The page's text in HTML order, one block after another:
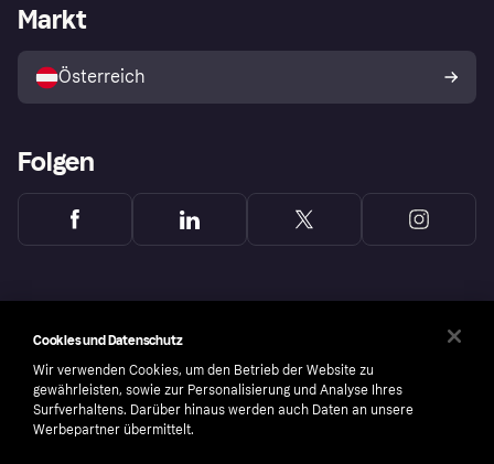
Shops entdecken
Händlerportal
Markt
Österreich
Folgen
Cookies und Datenschutz
Wir verwenden Cookies, um den Betrieb der Website zu
gewährleisten, sowie zur Personalisierung und Analyse Ihres
Surfverhaltens. Darüber hinaus werden auch Daten an unsere
Werbepartner übermittelt.